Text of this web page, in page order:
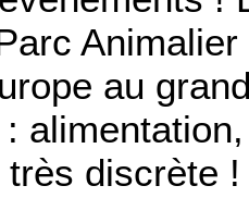
au
très discrète